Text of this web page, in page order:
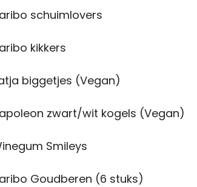
schuimlovers
kikkers
biggetjes (Vegan)
zwart/wit kogels (Vegan)
Smileys
Goudberen (6 stuks)